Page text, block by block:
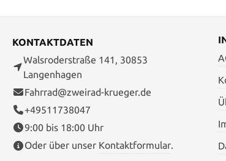
KONTAKTDATEN
Walsroderstraße 141, 30853
Langenhagen
Fahrrad@zweirad-krueger.de
+49511738047
9:00 bis 18:00 Uhr
Oder über unser Kontaktformular